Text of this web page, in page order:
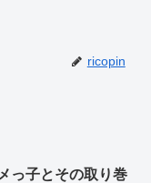
ricopin
っ子とその取り巻